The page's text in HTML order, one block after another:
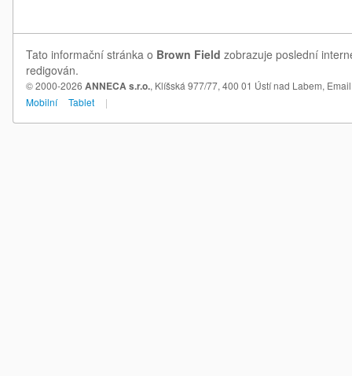
Tato informační stránka o Brown Field zobrazuje poslední
redigován.
© 2000-2026 ANNECA s.r.o., Klíšská 977/77, 400 01 Ústí nad Labem,
Mobilní
Tablet |